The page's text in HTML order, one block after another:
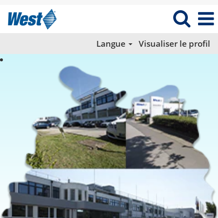
Langue Visualiser le profil